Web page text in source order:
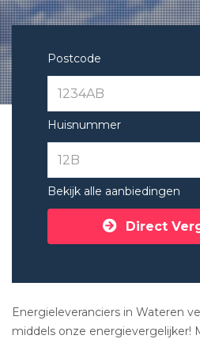
Postcode
Huisnummer
Bekijk alle aanbiedingen
Direct
Energieleveranciers in Wateren
middels onze energievergelijker!